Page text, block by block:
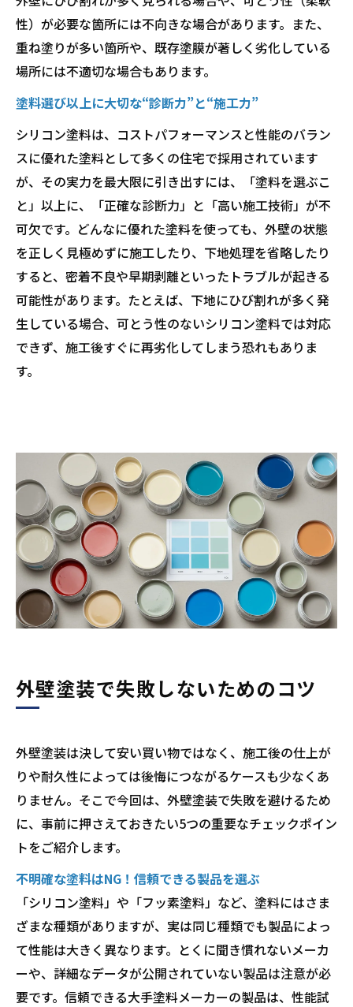
性）が必要な箇所には不向きな場合があります。また、
重ね塗りが多い箇所や、既存塗膜が著しく劣化している
場所には不適切な場合もあります。
塗料選び以上に大切な“診断力”と“施工力”
シリコン塗料は、コストパフォーマンスと性能のバラン
スに優れた塗料として多くの住宅で採用されています
が、その実力を最大限に引き出すには、「塗料を選ぶこ
と」以上に、「正確な診断力」と「高い施工技術」が不
可欠です。どんなに優れた塗料を使っても、外壁の状態
を正しく見極めずに施工したり、下地処理を省略したり
すると、密着不良や早期剥離といったトラブルが起きる
可能性があります。たとえば、下地にひび割れが多く発
生している場合、可とう性のないシリコン塗料では対応
できず、施工後すぐに再劣化してしまう恐れもありま
す。
外壁塗装で失敗しないためのコツ
外壁塗装は決して安い買い物ではなく、施工後の仕上が
りや耐久性によっては後悔につながるケースも少なくあ
りません。そこで今回は、外壁塗装で失敗を避けるため
に、事前に押さえておきたい5つの重要なチェックポイン
トをご紹介します。
不明確な塗料はNG！信頼できる製品を選ぶ
「シリコン塗料」や「フッ素塗料」など、塗料にはさま
ざまな種類がありますが、実は同じ種類でも製品によっ
て性能は大きく異なります。とくに聞き慣れないメーカ
ーや、詳細なデータが公開されていない製品は注意が必
要です。信頼できる大手塗料メーカーの製品は、性能試